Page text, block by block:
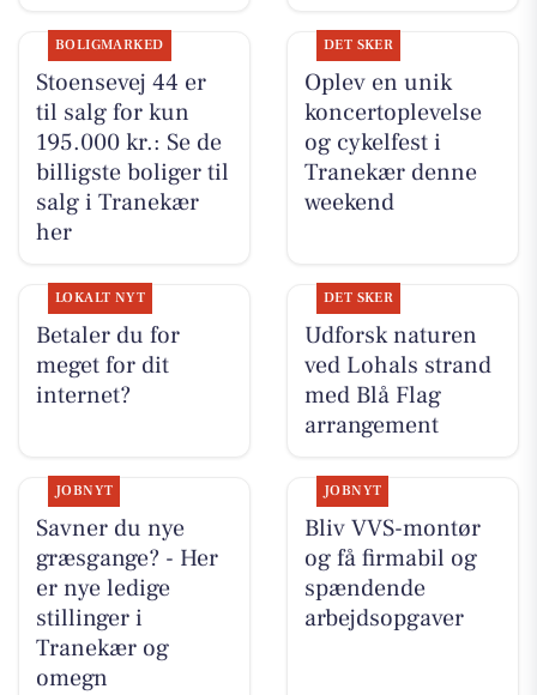
BOLIGMARKED
Stoensevej 44 er
til salg for kun
195.000 kr.: Se de
billigste boliger til
salg i Tranekær
her
DET SKER
Oplev en unik
koncertoplevelse
og cykelfest i
Tranekær denne
weekend
LOKALT NYT
Betaler du for
meget for dit
internet?
DET SKER
Udforsk naturen
ved Lohals strand
med Blå Flag
arrangement
JOBNYT
Savner du nye
græsgange? - Her
er nye ledige
stillinger i
Tranekær og
omegn
JOBNYT
Bliv VVS-montør
og få firmabil og
spændende
arbejdsopgaver